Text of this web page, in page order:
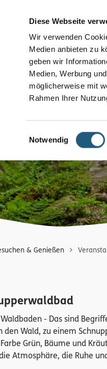
Diese Webseite
Wir verwenden
Medien anbieten zu
geben wir
Medien, Werbung
möglicherweise mit
Rahmen Ihrer
Einwilligungsauswahl
Notwendig
Besuchen
& Genießen
Waldbaden - Das sind
den Wald, zu einem
Grün, Bäume und
Atmosphäre, die Ruhe